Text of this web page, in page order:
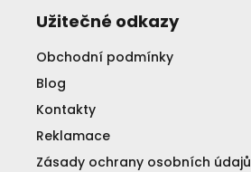
Užitečné odkazy
Obchodní podmínky
Blog
Kontakty
Reklamace
Zásady ochrany osobních údajů